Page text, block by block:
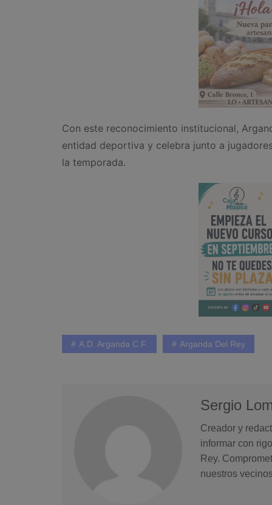
Con este reconocimiento institucional,
entidad deportiva y celebra junto a
la temporada.
A.D. Arganda C.F. Arganda Del Rey
Sergio
Creador y
informar con
Rey.
nuestros